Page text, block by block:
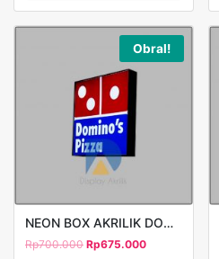
Obral!
NEON BOX AKRILIK DOMINOS PIZZA 1 SISI 40X40CM
Rp700.000 Rp675.000